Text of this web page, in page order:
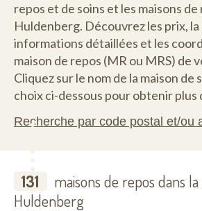
repos et de soins et les maisons
Huldenberg. Découvrez les prix,
informations détaillées et les
maison de repos (MR ou MRS) de
Cliquez sur le nom de la maison de
choix ci-dessous pour obtenir
Recherche par code postal et/ou
131
maisons de repos dans
Huldenberg